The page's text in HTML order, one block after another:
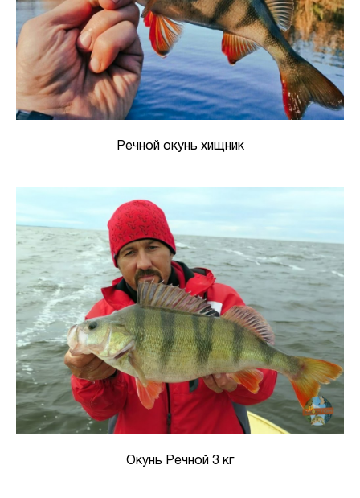
Речной окунь хищник
Окунь Речной 3 кг